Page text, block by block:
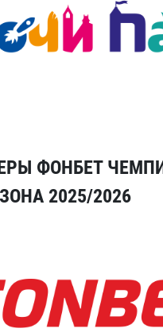
ФОНБЕТ
2025/2026